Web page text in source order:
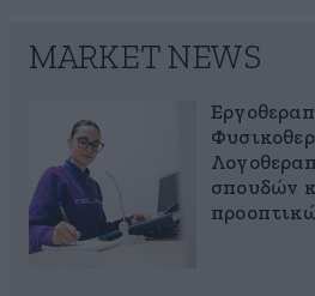
MARKET NEWS
σπουδών